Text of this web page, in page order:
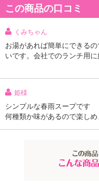
この商品の口コミ
くみちゃん
お湯があれば簡単にできる
いです。会社でのランチ用に
姫様
シンプルな春雨スープです
何種類か味があるので楽しめ